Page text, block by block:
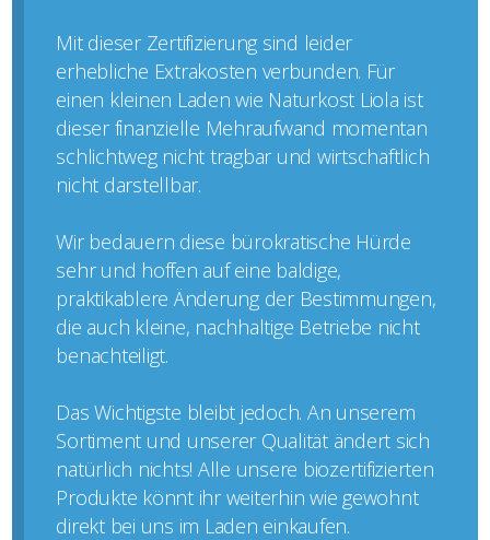
Mit dieser Zertifizierung sind leider
erhebliche Extrakosten verbunden. Für
einen kleinen Laden wie Naturkost Liola ist
dieser finanzielle Mehraufwand momentan
schlichtweg nicht tragbar und wirtschaftlich
nicht darstellbar.
Wir bedauern diese bürokratische Hürde
sehr und hoffen auf eine baldige,
praktikablere Änderung der Bestimmungen,
die auch kleine, nachhaltige Betriebe nicht
benachteiligt.
Das Wichtigste bleibt jedoch. An unserem
Sortiment und unserer Qualität ändert sich
natürlich nichts! Alle unsere biozertifizierten
Produkte könnt ihr weiterhin wie gewohnt
direkt bei uns im Laden einkaufen.